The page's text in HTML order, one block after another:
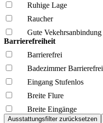
Ruhige Lage
Raucher
Gute Vekehrsanbindung
Barrierefreiheit
Barrierefrei
Badezimmer Barrierefrei
Eingang Stufenlos
Breite Flure
Breite Eingänge